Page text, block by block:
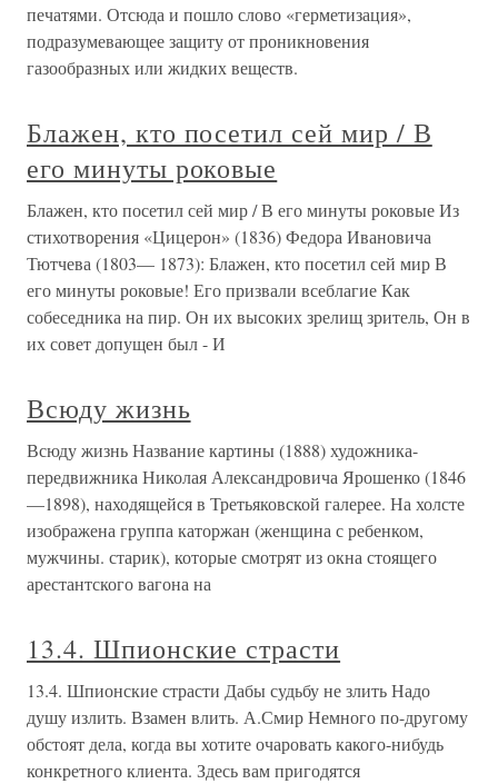
печатями. Отсюда и пошло слово «герметизация»,
подразумевающее защиту от проникновения
газообразных или жидких веществ.
Блажен, кто посетил сей мир / В
его минуты роковые
Блажен, кто посетил сей мир / В его минуты роковые Из
стихотворения «Цицерон» (1836) Федора Ивановича
Тютчева (1803— 1873): Блажен, кто посетил сей мир В
его минуты роковые! Его призвали всеблагие Как
собеседника на пир. Он их высоких зрелищ зритель, Он в
их совет допущен был - И
Всюду жизнь
Всюду жизнь Название картины (1888) художника-
передвижника Николая Александровича Ярошенко (1846
—1898), находящейся в Третьяковской галерее. На холсте
изображена группа каторжан (женщина с ребенком,
мужчины. старик), которые смотрят из окна стоящего
арестантского вагона на
13.4. Шпионские страсти
13.4. Шпионские страсти Дабы судьбу не злить Надо
душу излить. Взамен влить. А.Смир Немного по-другому
обстоят дела, когда вы хотите очаровать какого-нибудь
конкретного клиента. Здесь вам пригодятся